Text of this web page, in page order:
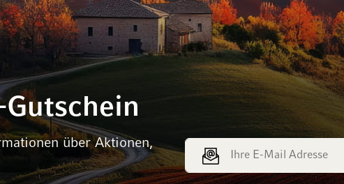
über Aktionen,
E-Mail Adresse